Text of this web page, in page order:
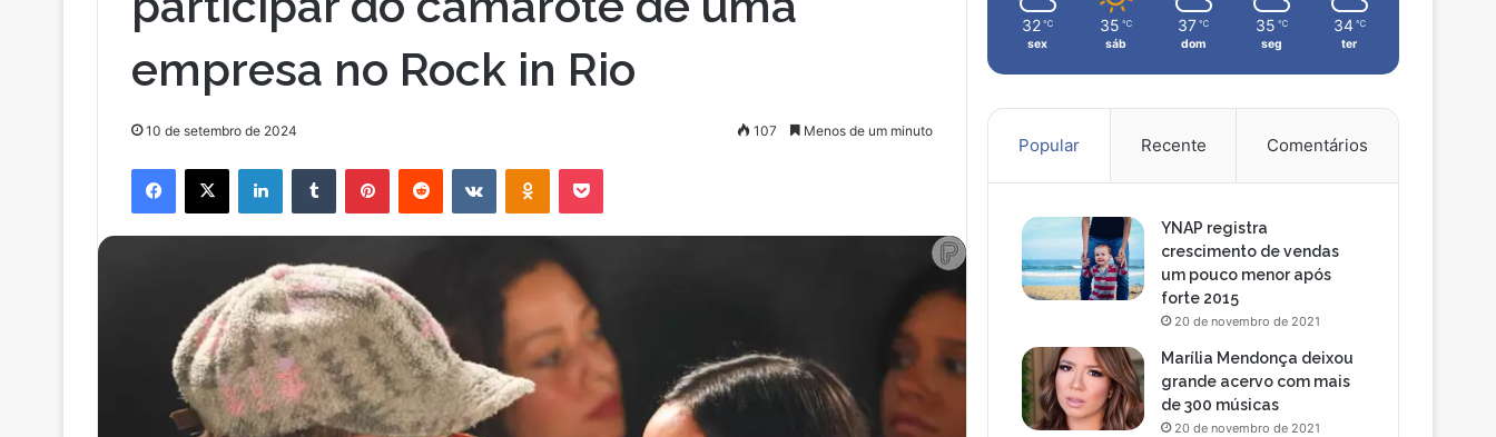
empresa no Rock in Rio
10 de setembro de 2024 107 Menos de um minuto
32 ℃
sex
35 ℃
sáb
37 ℃
dom
35 ℃
seg
34 ℃
ter
Popular Recente Comentários
YNAP registra
crescimento de vendas
um pouco menor após
forte 2015
20 de novembro de 2021
Marília Mendonça deixou
grande acervo com mais
de 300 músicas
20 de novembro de 2021